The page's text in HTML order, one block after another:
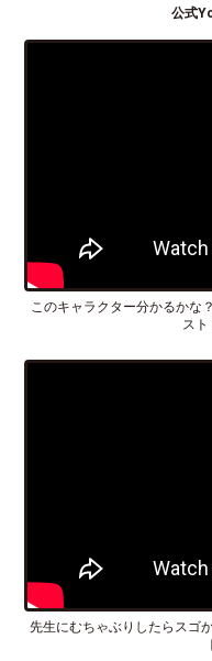
公式
このキャラクター分かるかな
ス
先生にむちゃぶりしたらスゴ